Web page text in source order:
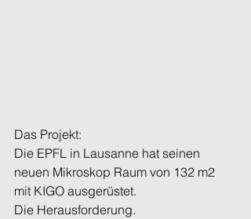
Das Projekt:
Die EPFL in Lausanne hat seinen
neuen Mikroskop Raum von 132 m2
mit KIGO ausgerüstet.
Die Herausforderung.